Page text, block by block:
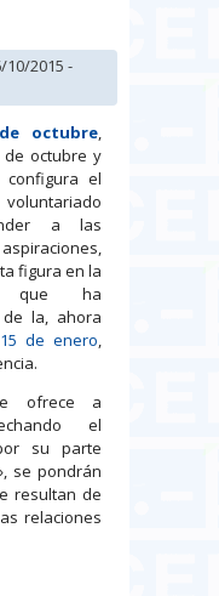
10/2015 -
octubre
de octubre y
el
a las
figura en la
que ha
la, ahora
de enero
ofrece a
el
su parte
se pondrán
resultan de
relaciones